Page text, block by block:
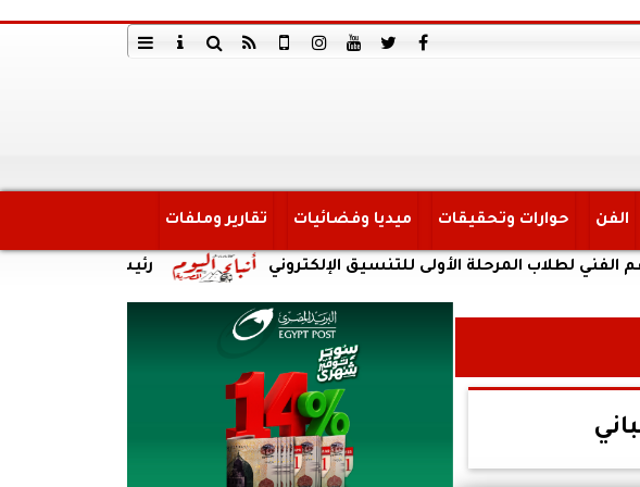
الفن حوارات وتحقيقات ميديا وفضائيات تقارير وملفات
رئيس جامعة الأقصر تستقبل المرحلة الأولى للتنسيق الإلكتروني